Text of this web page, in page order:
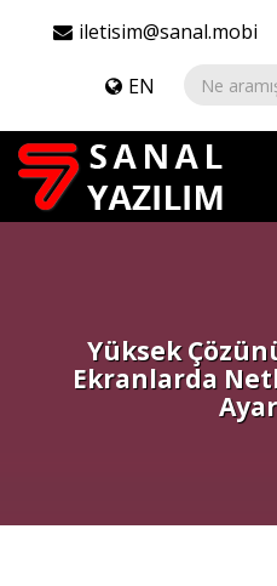
iletisim@sanal.mobi
EN
Yüksek
Ekranlarda